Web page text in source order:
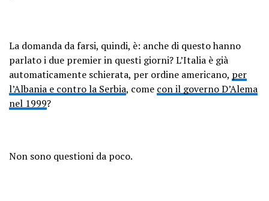
La domanda da farsi, quindi, è: anche di questo hanno
parlato i due premier in questi giorni? L’Italia è già
automaticamente schierata, per ordine americano, per
l’Albania e contro la Serbia, come con il governo D’Alema
nel 1999?
Non sono questioni da poco.